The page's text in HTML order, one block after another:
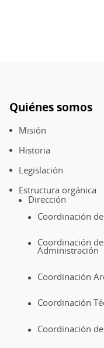
Pie
de
página
Quiénes somos
Misión
Historia
Legislación
Estructura orgánica
Dirección
Coordinación
Coordinación
Administración
Coordinación
Coordinación
Coordinación